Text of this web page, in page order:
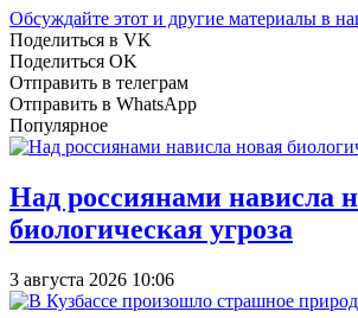
Обсуждайте этот и другие материалы в
Поделиться в VK
Поделиться OK
Отправить в телеграм
Отправить в WhatsApp
Популярное
Над россиянами нависла
биологическая угроза
3 августа 2026 10:06